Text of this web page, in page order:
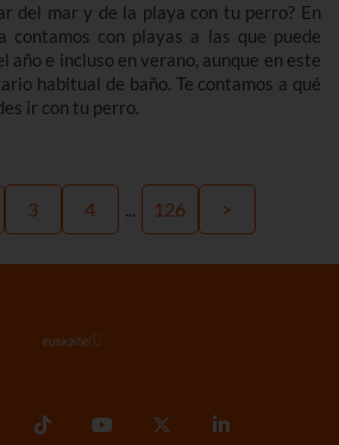
del mar y de la playa con tu perro? En
contamos con playas a las que puede
año e incluso en verano, aunque en este
habitual de baño. Te contamos a qué
ir con tu perro.
3 4 ... 126 >